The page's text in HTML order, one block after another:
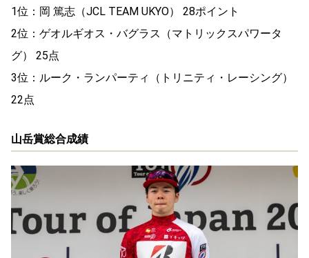
1位：岡 篤志（JCL TEAM UKYO） 28ポイント
2位：ゲオルギオス・バグラス（マトリックスパワータ
グ） 25点
3位：ルーク・ランパーティ（トリニティ・レーシング）
22点
山岳賞総合成績